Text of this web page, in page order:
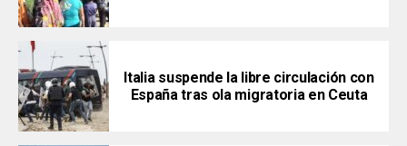
Italia suspende la libre circulación con
España tras ola migratoria en Ceuta